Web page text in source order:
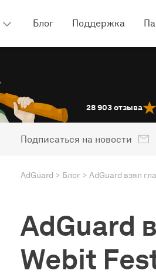
Блог Поддержка
28 903отзыва
Подписаться на новости
AdGuard Блог AdGuard взял
AdGuard
Webit